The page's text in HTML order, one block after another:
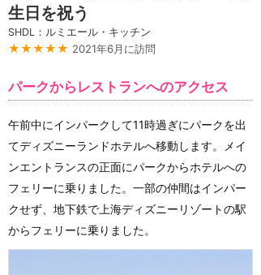
生日を祝う
SHDL：ルミエール・キッチン
★★★★★ 2021年6月に訪問
パークからレストランへのアクセス
午前中にインパークして11時過ぎにパークを出
てディズニーランドホテルへ移動します。メイ
ンエントランスの正面にパークからホテルへの
フェリーに乗りました。一部の仲間はインパー
クせず、地下鉄で上海ディズニーリゾートの駅
からフェリーに乗りました。